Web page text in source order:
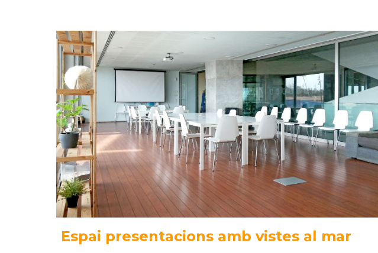
Espai presentacions amb vistes al mar